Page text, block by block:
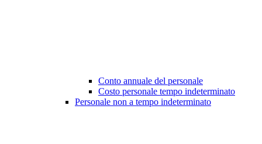
Conto annuale del personale
Costo personale tempo indeterminato
Personale non a tempo indeterminato